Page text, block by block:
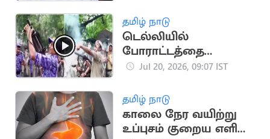
தமிழ் நாடு
டெல்லியில்
போராட்டத்தை
கலைக்க கண்ணீர்
Jul 20, 2026, 09:07 IST
தமிழ் நாடு
காலை நேர வயிற்று
உப்புசம் குறைய எளிய